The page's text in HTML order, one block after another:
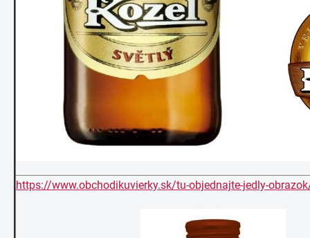
https://www.obchodikuvierky.sk/tu-objednajte-jedly-